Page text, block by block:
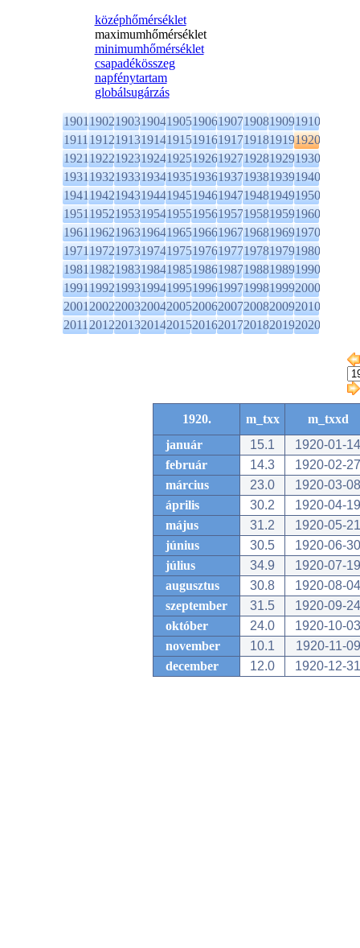
középhőmérséklet
maximumhőmérséklet
minimumhőmérséklet
csapadékösszeg
napfénytartam
globálsugárzás
1901190219031904190519061907190819091910
1911191219131914191519161917191819191920
1921192219231924192519261927192819291930
1931193219331934193519361937193819391940
1941194219431944194519461947194819491950
1951195219531954195519561957195819591960
1961196219631964196519661967196819691970
1971197219731974197519761977197819791980
1981198219831984198519861987198819891990
1991199219931994199519961997199819992000
2001200220032004200520062007200820092010
2011201220132014201520162017201820192020
1920. m_txx
m_txxd
január
15.1
1920-01-14
február
14.3
1920-02-27
március
23.0
1920-03-08
április
30.2
1920-04-19
május
31.2
1920-05-21
június
30.5
1920-06-30
július
34.9
1920-07-19
augusztus
30.8
1920-08-04
szeptember
31.5
1920-09-24
október
24.0
1920-10-03
november
10.1
1920-11-09
december
12.0 1920-12-31